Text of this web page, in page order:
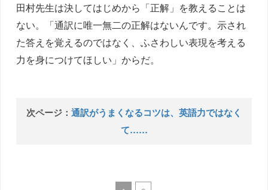
田村先生は決してはじめから「正解」を教えることは
ない。「通訳に唯一無二の正解はないんです。示され
た答えを覚えるのではなく、ふさわしい表現を考える
力を身につけてほしい」からだ。
次ページ： 通訳がうまくなるコツは、英語力ではなく
て……